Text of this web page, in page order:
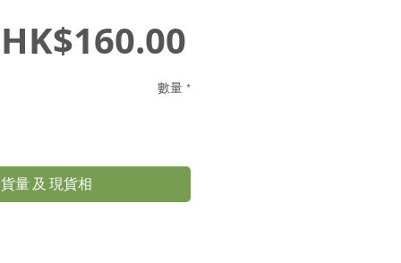
HK$160.00
格
數量 *
量 及 現貨相